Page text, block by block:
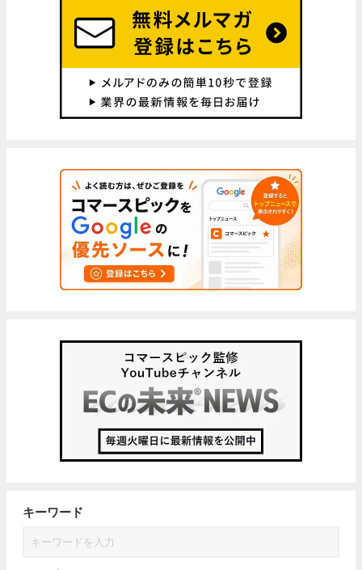
キーワード